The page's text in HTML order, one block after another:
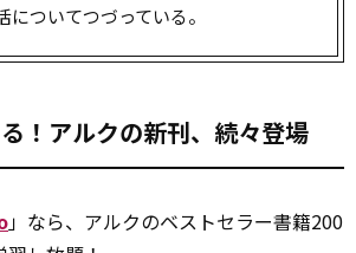
についてつづっている。
！アルクの新刊、続々登場
」なら、アルクのベストセラー書籍200